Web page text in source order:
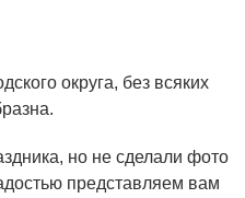
округа, без всяких
но не сделали фото
представляем вам